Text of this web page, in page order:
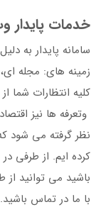
خدمات
سامانه پایدار به
زمینه های: مجله
کلیه انتظارات شما
وتعرفه ها نیز
نظر گرفته می شود
کرده ایم. از طرفی
باشید می توانید
با ما در تماس باشید.